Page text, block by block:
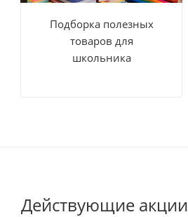
Подборка полезных
товаров для
школьника
Действующие акции